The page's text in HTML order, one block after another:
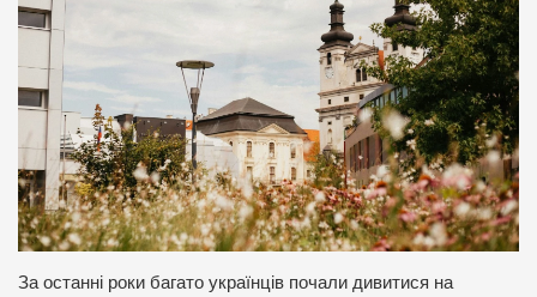
За останні роки багато українців почали дивитися на